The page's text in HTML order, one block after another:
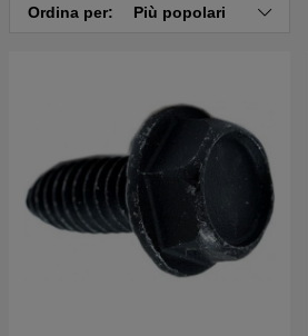
Ordina per: Più popolari